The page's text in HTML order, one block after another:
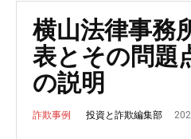
横山法律事務
表とその問題
の説明
詐欺事例 投資と詐欺編集部